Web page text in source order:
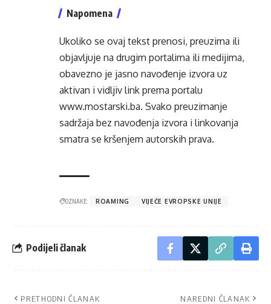
Napomena
Ukoliko se ovaj tekst prenosi, preuzima ili
objavljuje na drugim portalima ili medijima,
obavezno je jasno navođenje izvora uz
aktivan i vidljiv link prema portalu
www.mostarski.ba. Svako preuzimanje
sadržaja bez navođenja izvora i linkovanja
smatra se kršenjem autorskih prava.
OZNAKE: ROAMING VIJEĆE EVROPSKE UNIJE
Podijeli članak
PRETHODNI ČLANAK NAREDNI ČLANAK